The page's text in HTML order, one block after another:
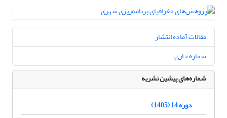
مقالات آماده انتشار
شماره جاری
شماره‌های پیشین نشریه
دوره 14 (1405)